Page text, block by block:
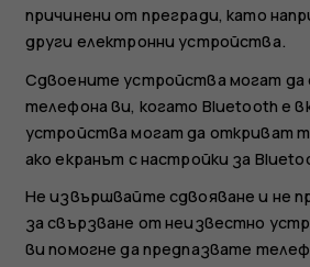
причинени от прегради, като
други електронни устройства.
Сдвоените устройства могат да
телефона ви, когато Bluetooth е
устройства могат да откриват
ако екранът с настройки за
Не извършвайте сдвояване и не
за свързване от неизвестно
ви помогне да предпазвате